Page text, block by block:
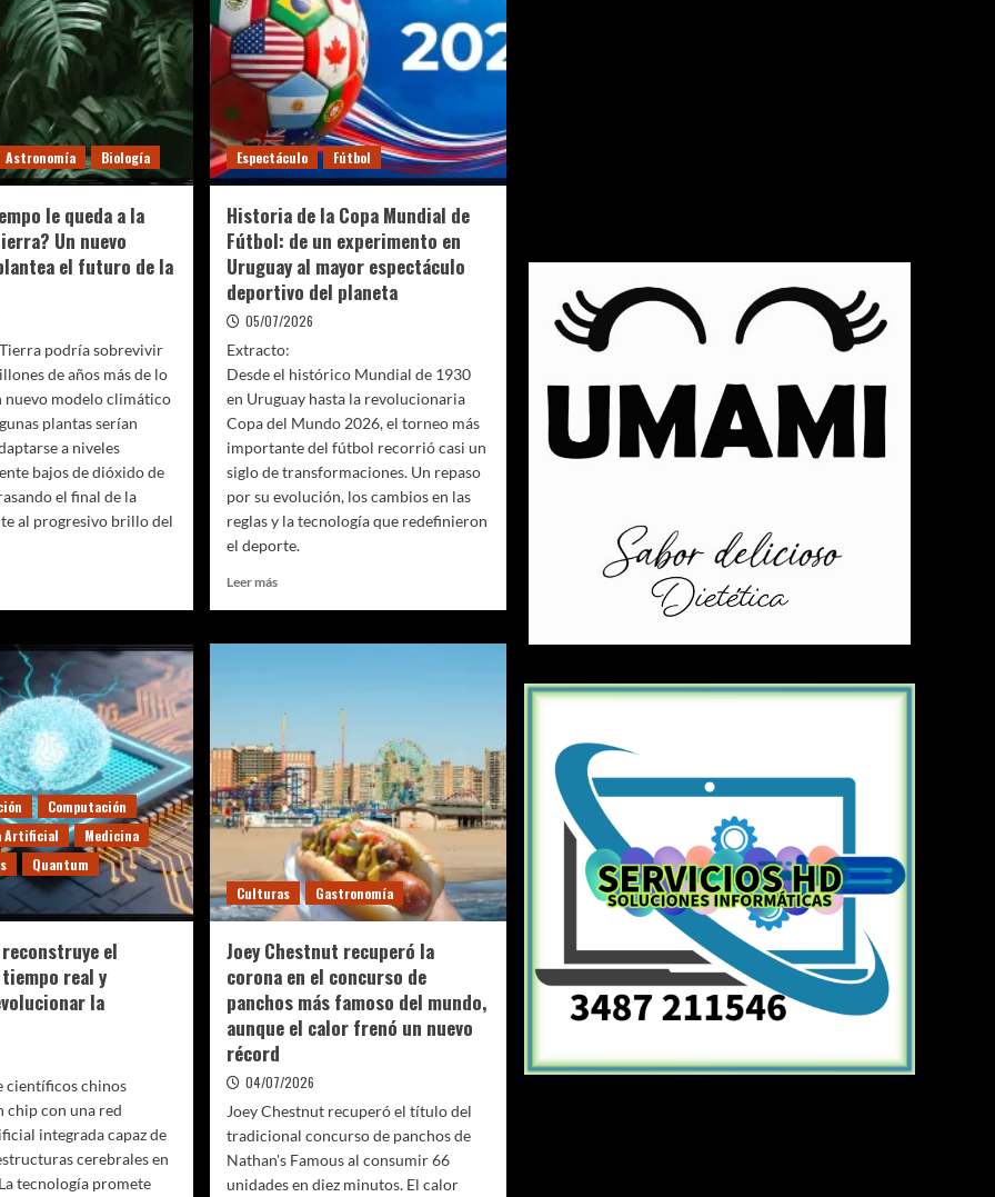
Astronomía Biología
le queda a la
Un nuevo
el futuro de la
Tierra podría sobrevivir
de años más de lo
nuevo modelo climático
plantas serían
a niveles
bajos de dióxido de
el final de la
al progresivo brillo del
Espectáculo Fútbol
Historia de la Copa Mundial de
Fútbol: de un experimento en
Uruguay al mayor espectáculo
deportivo del planeta
05/07/2026
Extracto:
Desde el histórico Mundial de 1930
en Uruguay hasta la revolucionaria
Copa del Mundo 2026, el torneo más
importante del fútbol recorrió casi un
siglo de transformaciones. Un repaso
por su evolución, los cambios en las
reglas y la tecnología que redefinieron
el deporte.
Leer másLeer
Historia
de
Fútbol:
de
un
experimento
en
Uruguay
al
mayor
deportivo
del
planeta
Computación
Artificial
Medicina
Quantum
el
real y
la
científicos chinos
chip con una red
integrada capaz de
cerebrales en
tecnología promete
Culturas Gastronomía
Joey Chestnut recuperó la
corona en el concurso de
panchos más famoso del mundo,
aunque el calor frenó un nuevo
récord
04/07/2026
Joey Chestnut recuperó el título del
tradicional concurso de panchos de
Nathan's Famous al consumir 66
unidades en diez minutos. El calor